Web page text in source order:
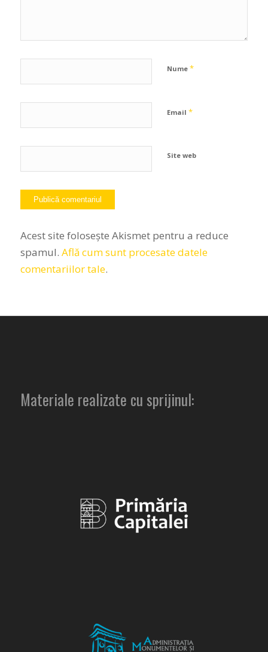
Nume *
Email *
Site web
Acest site folosește Akismet pentru a reduce
spamul. Află cum sunt procesate datele
comentariilor tale.
Materiale realizate cu sprijinul: